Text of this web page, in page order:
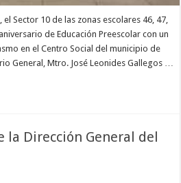
Sector 10 de las zonas escolares 46, 47,
de Educación Preescolar con un
en el Centro Social del municipio de
General, Mtro. José Leonides Gallegos …
la Dirección General del